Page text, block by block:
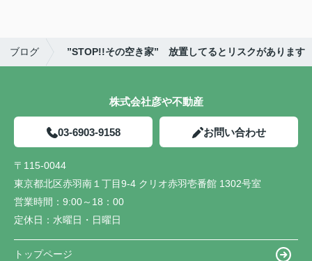
ブログ ”STOP!!その空き家” 放置してるとリスクがあります
株式会社彦や不動産
03-6903-9158 お問い合わせ
〒115-0044
東京都北区赤羽南１丁目9-4 クリオ赤羽壱番館 1302号室
営業時間： 9:00～18：00
定休日： 水曜日・日曜日
トップページ